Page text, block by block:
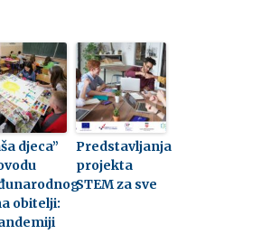
djeca”
obitelji:
Predstavljanja
projekta
STEM za sve